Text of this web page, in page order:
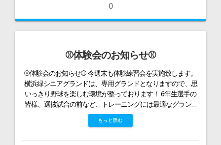
0
⚾体験会のお知らせ⚾
⚾体験会のお知らせ⚾ 今週末も体験練習会を実施致します。
横浜緑シニアグランドは、専用グランドとなりますので、思
いっきり野球を楽しむ環境が整っております！ 6年生選手の
皆様、選抜試合の前など、トレーニングには最適なグラン…
もっと読む